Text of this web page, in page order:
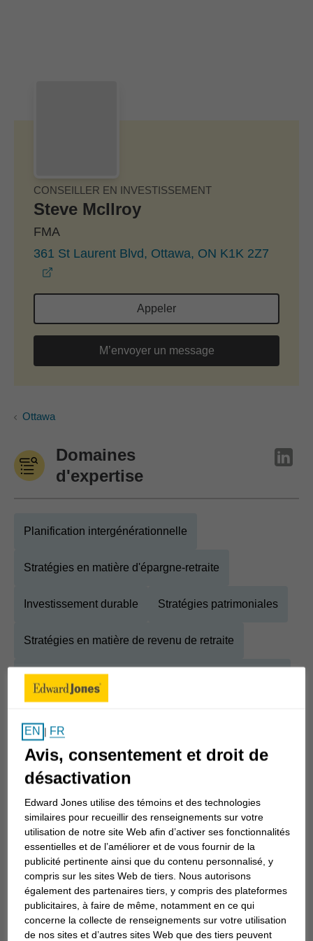
CONSEILLER EN INVESTISSEMENT
Steve McIlroy
FMA
361 St Laurent Blvd, Ottawa, ON K1K 2Z7
Appeler
M’envoyer un message
Ottawa
Domaines
d'expertise
Planification intergénérationnelle
Stratégies en matière d'épargne-retraite
Investissement durable Stratégies patrimoniales
Stratégies en matière de revenu de retraite
Stratégies relatives à la succession et au patrimoine
À propos
Afficher la biographie complète
Auparavant, j’habitais juste en face d’où est située
ma succursale à l’heure actuelle. Difficile à croire,
mais le conseiller qui gérait la succursale à
l’époque a traversé la rue, a frappé à ma porte et
m’a demandé de prendre la relève. L’occasion
s’est vraiment présentée à ma porte! Je me
demande à combien de personnes une telle chose
est arrivée.
EN | FR
Avis, consentement et droit de
désactivation
Edward Jones utilise des témoins et des technologies
similaires pour recueillir des renseignements sur votre
utilisation de notre site Web afin d’activer ses fonctionnalités
essentielles et de l’améliorer et de vous fournir de la
publicité pertinente ainsi que du contenu personnalisé, y
compris sur les sites Web de tiers. Nous autorisons
également des partenaires tiers, y compris des plateformes
publicitaires, à faire de même, notamment en ce qui
concerne la collecte de renseignements sur votre utilisation
de nos sites et d’autres sites Web que des tiers peuvent